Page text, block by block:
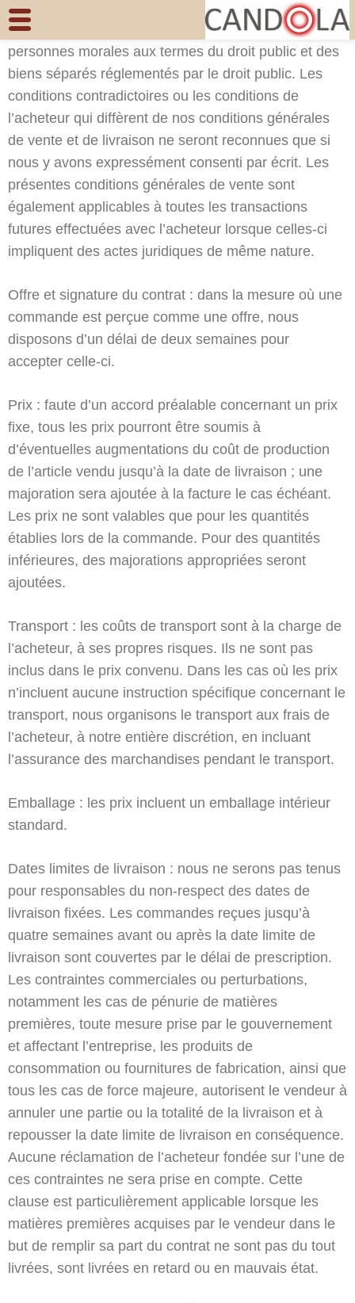
Skip
to
content
(Press
Enter)
conditions générales de vente et de livraison sont
applicables uniquement aux entreprises et aux
personnes morales aux termes du droit public et des
biens séparés réglementés par le droit public. Les
conditions contradictoires ou les conditions de
l’acheteur qui diffèrent de nos conditions générales
de vente et de livraison ne seront reconnues que si
nous y avons expressément consenti par écrit. Les
présentes conditions générales de vente sont
également applicables à toutes les transactions
futures effectuées avec l’acheteur lorsque celles-ci
impliquent des actes juridiques de même nature.
Offre et signature du contrat : dans la mesure où une
commande est perçue comme une offre, nous
disposons d’un délai de deux semaines pour
accepter celle-ci.
Prix : faute d’un accord préalable concernant un prix
fixe, tous les prix pourront être soumis à
d’éventuelles augmentations du coût de production
de l’article vendu jusqu’à la date de livraison ; une
majoration sera ajoutée à la facture le cas échéant.
Les prix ne sont valables que pour les quantités
établies lors de la commande. Pour des quantités
inférieures, des majorations appropriées seront
ajoutées.
Transport : les coûts de transport sont à la charge de
l’acheteur, à ses propres risques. Ils ne sont pas
inclus dans le prix convenu. Dans les cas où les prix
n’incluent aucune instruction spécifique concernant le
transport, nous organisons le transport aux frais de
l’acheteur, à notre entière discrétion, en incluant
l’assurance des marchandises pendant le transport.
Emballage : les prix incluent un emballage intérieur
standard.
Dates limites de livraison : nous ne serons pas tenus
pour responsables du non-respect des dates de
livraison fixées. Les commandes reçues jusqu’à
quatre semaines avant ou après la date limite de
livraison sont couvertes par le délai de prescription.
Les contraintes commerciales ou perturbations,
notamment les cas de pénurie de matières
premières, toute mesure prise par le gouvernement
et affectant l’entreprise, les produits de
consommation ou fournitures de fabrication, ainsi que
tous les cas de force majeure, autorisent le vendeur à
annuler une partie ou la totalité de la livraison et à
repousser la date limite de livraison en conséquence.
Aucune réclamation de l’acheteur fondée sur l’une de
ces contraintes ne sera prise en compte. Cette
clause est particulièrement applicable lorsque les
matières premières acquises par le vendeur dans le
but de remplir sa part du contrat ne sont pas du tout
livrées, sont livrées en retard ou en mauvais état.